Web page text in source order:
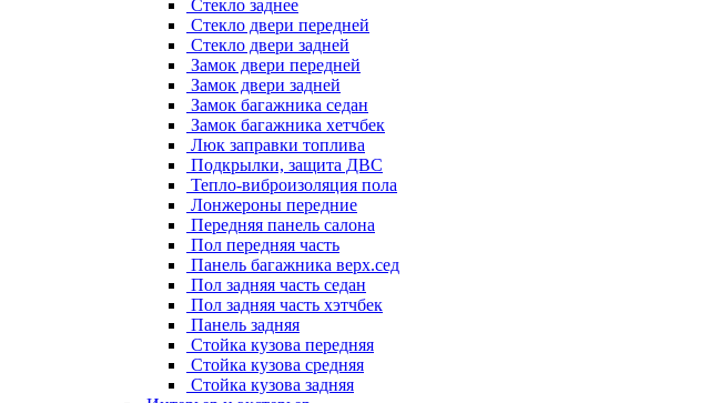
Стекло заднее
Стекло двери передней
Стекло двери задней
Замок двери передней
Замок двери задней
Замок багажника седан
Замок багажника хетчбек
Люк заправки топлива
Подкрылки, защита ДВС
Тепло-виброизоляция пола
Лонжероны передние
Передняя панель салона
Пол передняя часть
Панель багажника верх.сед
Пол задняя часть седан
Пол задняя часть хэтчбек
Панель задняя
Стойка кузова передняя
Стойка кузова средняя
Стойка кузова задняя